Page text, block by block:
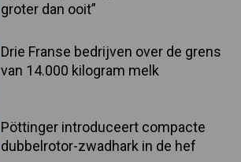
groter dan ooit”
Drie Franse bedrijven over de grens
van 14.000 kilogram melk
Pöttinger introduceert compacte
dubbelrotor-zwadhark in de hef